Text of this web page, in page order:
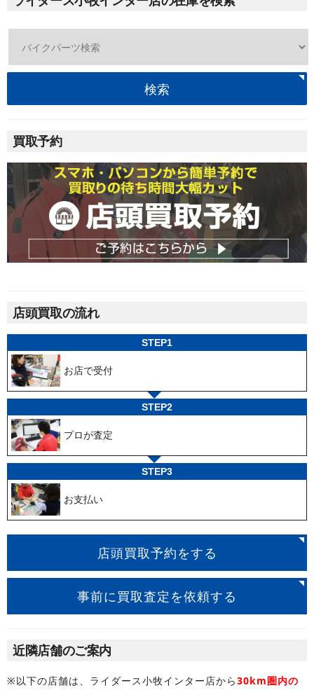
検索
買取予約
店頭買取の流れ
STEP1
お店で受付
STEP2
プロが査定
STEP3
お支払い
店頭買取予約をする
事前に買取査定を依頼する
近隣店舗のご案内
※以下の店舗は、ライダース小牧インター店から30km圏内の